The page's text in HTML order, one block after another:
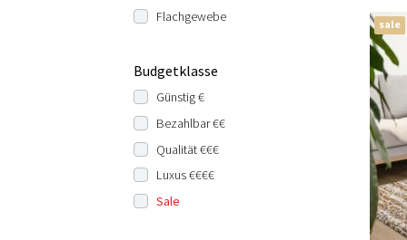
Flachgewebe
Budgetklasse
Günstig €
Bezahlbar €€
Qualität €€€
Luxus €€€€
Sale
sale